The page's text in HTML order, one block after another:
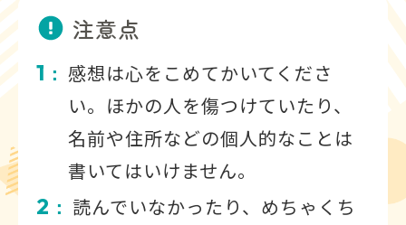
注意点
1 ： 感想は心をこめてかいてくださ
い。ほかの人を傷つけていたり、
名前や住所などの個人的なことは
書いてはいけません。
2 ： 読んでいなかったり、めちゃくち